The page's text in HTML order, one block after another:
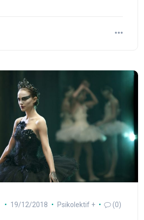
19/12/2018 Psikolektif + (0)